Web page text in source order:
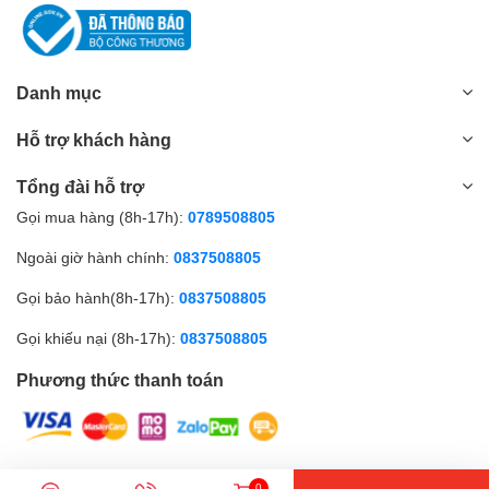
Website:Amall.vn
Hotline: 0789.508.805
Demo trực tiếp tại doanh nghiệp – hoàn toàn miễn phí
Amall.vn – Đối tác thiết bị vệ sinh công nghiệp chuyên
nghiệp, đồng hành cùng hàng nghìn doanh nghiệp trên
toàn quốc.
Danh mục
Hỗ trợ khách hàng
Tổng đài hỗ trợ
Gọi mua hàng (8h-17h): 0789508805
Ngoài giờ hành chính: 0837508805
Gọi bảo hành(8h-17h): 0837508805
Gọi khiếu nại (8h-17h): 0837508805
Phương thức thanh toán
© Bản quyền thuộc về Amall.vn |